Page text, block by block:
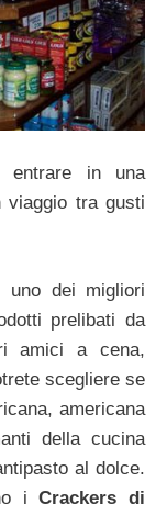
entrare in una
viaggio tra gusti
uno dei migliori
prelibati da
amici a cena,
scegliere se
americana
della cucina
al dolce.
i Crackers di